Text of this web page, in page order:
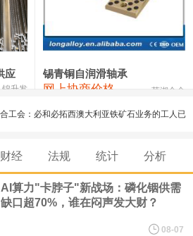
24,400
39,300 0
应
锦升发
锡青铜自润滑轴承
网上协商价格 芜湖合金
工会：必和必拓西澳大利亚铁矿石业务的工人已
实施24小时停工。
技董事长王兴兴网上路演时表示，报告期内，公司
为4,995.18万元、7,001.70万元、14,496.56万
财经 法规 统计 分析
AI算力"卡脖子"新战场：磷化铟供需
缺口超70%，谁在闷声发大财？
08-07